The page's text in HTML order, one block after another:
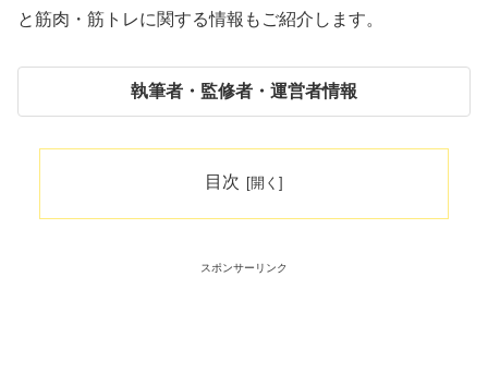
と筋肉・筋トレに関する情報もご紹介します。
執筆者・監修者・運営者情報
目次
スポンサーリンク